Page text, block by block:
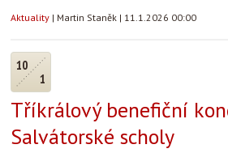
Aktuality | Martin Staněk | 11.1.2026 00:00
10
1
Tříkrálový benefiční
Salvátorské scholy